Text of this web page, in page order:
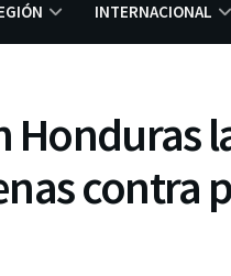
INTERNACIONAL
Honduras
contra